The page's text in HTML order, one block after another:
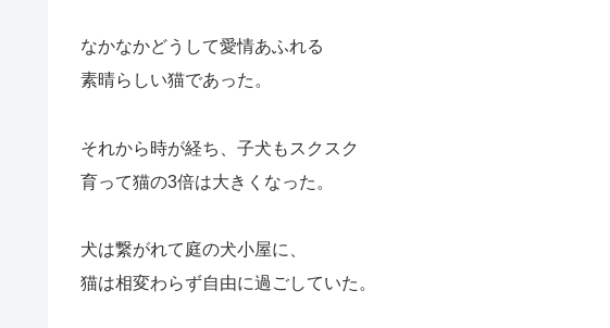
なかなかどうして愛情あふれる
素晴らしい猫であった。
それから時が経ち、子犬もスクスク
育って猫の3倍は大きくなった。
犬は繋がれて庭の犬小屋に、
猫は相変わらず自由に過ごしていた。